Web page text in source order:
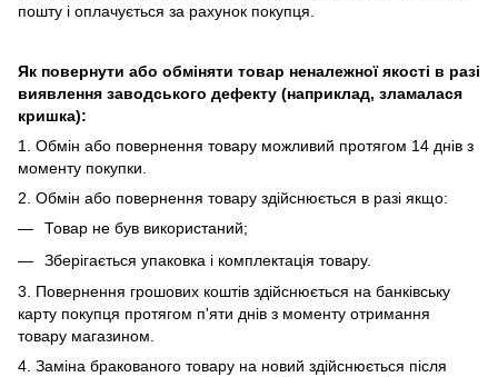
пошту і оплачується за рахунок покупця.
Як повернути або обміняти товар неналежної якості в разі
виявлення заводського дефекту (наприклад, зламалася
кришка):
1. Обмін або повернення товару можливий протягом 14 днів з
моменту покупки.
2. Обмiн або повернення товару здійснюється в разі якщо:
Товар не був використаний;
Зберiгається упаковка і комплектація товару.
3. Повернення грошових коштів здійснюється на банківську
карту покупця протягом п'яти днів з моменту отримання
товару магазином.
4. Замiна бракованого товару на новий здійснюється після